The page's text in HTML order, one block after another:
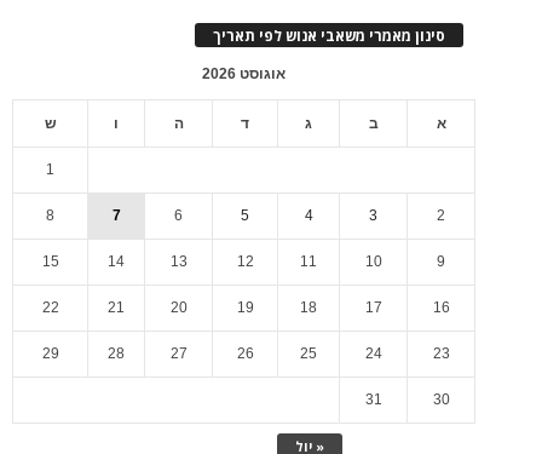
סינון מאמרי משאבי אנוש לפי תאריך
אוגוסט 2026
א ב ג ד ה ו ש
« יול
1
2
3
4
5
6
7
8
9
10
11
12
13
14
15
16
17
18
19
20
21
22
23
24
25
26
27
28
29
30
31